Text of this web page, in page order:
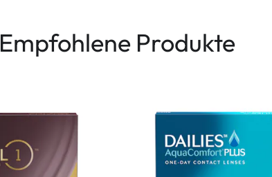
Empfohlene Produkte